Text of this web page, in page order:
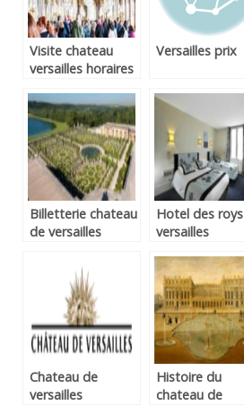
Visite chateau
versailles horaires
Versailles prix
Billetterie chateau
de versailles
Hotel des roys
versailles
Chateau de
versailles
Histoire du
chateau de